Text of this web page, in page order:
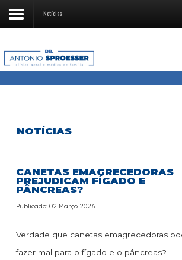
Notícias
NOTÍCIAS
CANETAS EMAGRECEDORAS
PREJUDICAM FÍGADO E
PÂNCREAS?
Publicado: 02 Março 2026
Verdade que canetas emagrecedoras
fazer mal para o fígado e o pâncreas?